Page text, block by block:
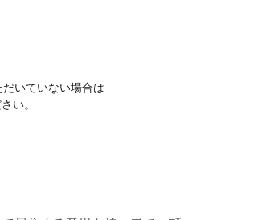
いていない場合は
い。